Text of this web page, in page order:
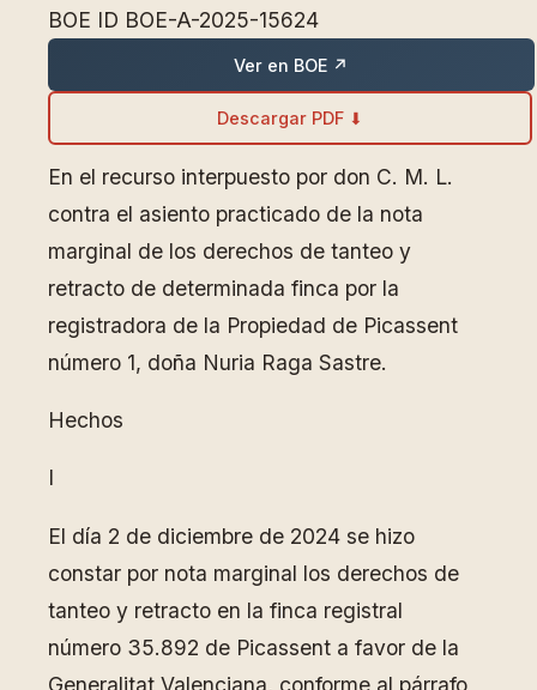
BOE ID BOE-A-2025-15624
Ver en BOE ↗
Descargar PDF ⬇
En el recurso interpuesto por don C. M. L.
contra el asiento practicado de la nota
marginal de los derechos de tanteo y
retracto de determinada finca por la
registradora de la Propiedad de Picassent
número 1, doña Nuria Raga Sastre.
Hechos
I
El día 2 de diciembre de 2024 se hizo
constar por nota marginal los derechos de
tanteo y retracto en la finca registral
número 35.892 de Picassent a favor de la
Generalitat Valenciana, conforme al párrafo